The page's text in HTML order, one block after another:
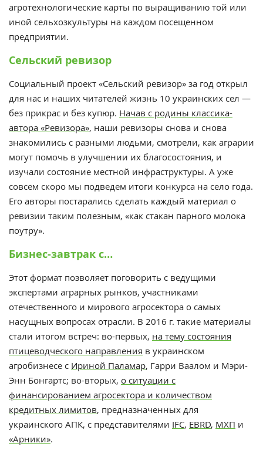
агротехнологические карты по выращиванию той или
иной сельхозкультуры на каждом посещенном
предприятии.
Сельский ревизор
Социальный проект «Сельский ревизор» за год открыл
для нас и наших читателей жизнь 10 украинских сел —
без прикрас и без купюр. Начав с родины классика-
автора «Ревизора», наши ревизоры снова и снова
знакомились с разными людьми, смотрели, как аграрии
могут помочь в улучшении их благосостояния, и
изучали состояние местной инфраструктуры. А уже
совсем скоро мы подведем итоги конкурса на село года.
Его авторы постарались сделать каждый материал о
ревизии таким полезным, «как стакан парного молока
поутру».
Бизнес-завтрак с…
Этот формат позволяет поговорить с ведущими
экспертами аграрных рынков, участниками
отечественного и мирового агросектора о самых
насущных вопросах отрасли. В 2016 г. такие материалы
стали итогом встреч: во-первых, на тему состояния
птицеводческого направления в украинском
агробизнесе с Ириной Паламар, Гарри Ваалом и Мэри-
Энн Бонгартс; во-вторых, о ситуации с
финансированием агросектора и количеством
кредитных лимитов, предназначенных для
украинского АПК, с представителями IFC, EBRD, МХП и
«Арники».